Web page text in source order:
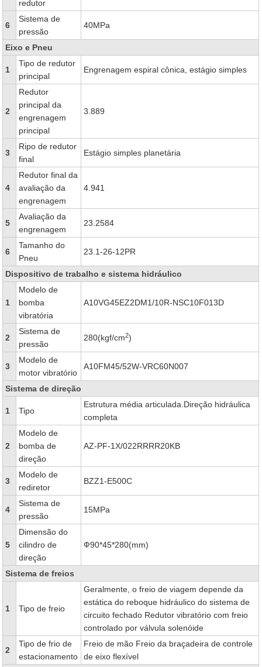
redutor
6
Sistema de
pressão
40MPa
Eixo e Pneu
1
Tipo de redutor
principal
Engrenagem espiral cônica, estágio simples
2
Redutor
principal da
engrenagem
principal
3.889
3
Ripo de redutor
final
Estágio simples planetária
4
Redutor final da
avaliação da
engrenagem
4.941
5
Avaliação da
engrenagem
23.2584
6
Tamanho do
Pneu
23.1-26-12PR
Dispositivo de trabalho e sistema hidráulico
1
Modelo de
bomba
vibratória
A10VG45EZ2DM1/10R-NSC10F013D
2
Sistema de
pressão
280(kgf/cm2)
3
Modelo de
motor vibratório
A10FM45/52W-VRC60N007
Sistema de direção
1 Tipo
Estrutura média articulada.Direção hidráulica
completa
2
Modelo de
bomba de
direção
AZ-PF-1X/022RRRR20KB
3
Modelo de
rediretor
BZZ1-E500C
4
Sistema de
pressão
15MPa
5
Dimensão do
cilindro de
direção
Ф90*45*280(mm)
Sistema de freios
1 Tipo de freio
Geralmente, o freio de viagem depende da
estática do reboque hidráulico do sistema de
circuito fechado Redutor vibratório com freio
controlado por válvula solenóide
2
Tipo de frio de
estacionamento
Freio de mão Freio da braçadeira de controle
de eixo flexível